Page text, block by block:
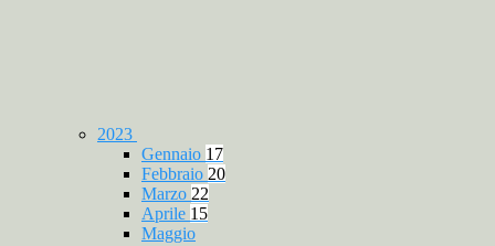
2023
Gennaio 17
Febbraio 20
Marzo 22
Aprile 15
Maggio